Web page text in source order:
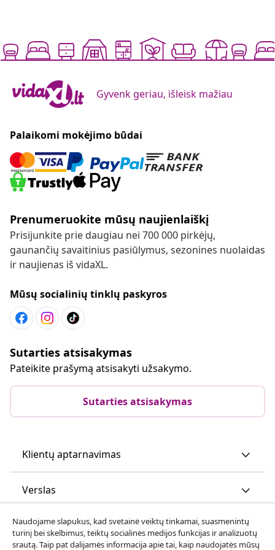
Gyvenk geriau, išleisk mažiau
Palaikomi mokėjimo būdai
Prenumeruokite mūsų naujienlaiškį
Prisijunkite prie daugiau nei 700 000 pirkėjų,
gaunančių savaitinius pasiūlymus, sezonines nuolaidas
ir naujienas iš vidaXL.
Mūsų socialinių tinklų paskyros
Sutarties atsisakymas
Pateikite prašymą atsisakyti užsakymo.
Sutarties atsisakymas
Klientų aptarnavimas
Verslas
vidaXL
Naudojame slapukus, kad svetainė veiktų tinkamai, suasmenintų
turinį bei skelbimus, teiktų socialinės medijos funkcijas ir analizuotų
srautą. Taip pat dalijamės informacija apie tai, kaip naudojatės mūsų